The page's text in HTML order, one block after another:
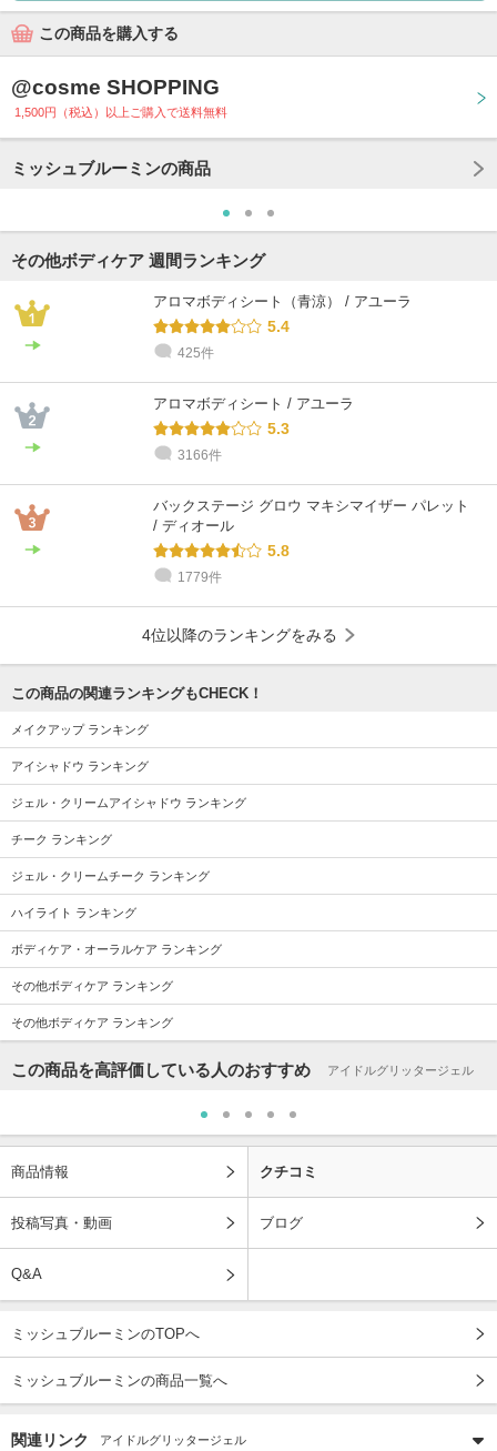
この商品を購入する
@cosme SHOPPING
1,500円（税込）以上ご購入で送料無料
ミッシュブルーミンの商品
その他ボディケア 週間ランキング
アロマボディシート（青涼） / アユーラ
5.4
425件
アロマボディシート / アユーラ
5.3
3166件
バックステージ グロウ マキシマイザー パレット
/ ディオール
5.8
1779件
4位以降のランキングをみる
この商品の関連ランキングもCHECK！
メイクアップ ランキング
アイシャドウ ランキング
ジェル・クリームアイシャドウ ランキング
チーク ランキング
ジェル・クリームチーク ランキング
ハイライト ランキング
ボディケア・オーラルケア ランキング
その他ボディケア ランキング
その他ボディケア ランキング
この商品を高評価している人のおすすめ アイドルグリッタージェル
商品情報 クチコミ
投稿写真・動画 ブログ
Q&A
ミッシュブルーミンのTOPへ
ミッシュブルーミンの商品一覧へ
関連リンク アイドルグリッタージェル